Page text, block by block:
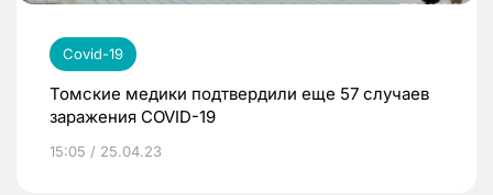
Covid-19
Томские медики подтвердили еще 57 случаев
заражения COVID-19
15:05 / 25.04.23